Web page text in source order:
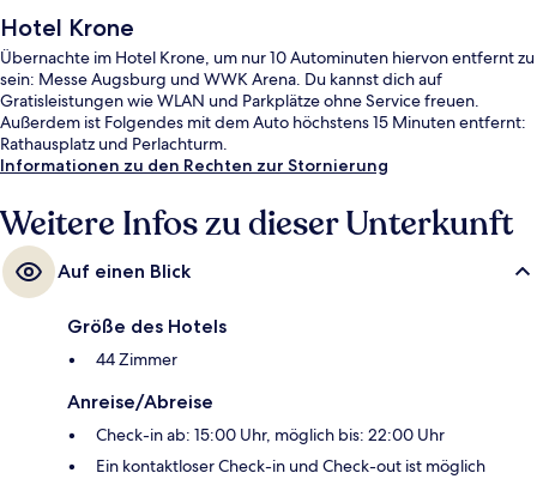
Hotel Krone
Übernachte im Hotel Krone, um nur 10 Autominuten hiervon entfernt zu
sein: Messe Augsburg und WWK Arena. Du kannst dich auf
Gratisleistungen wie WLAN und Parkplätze ohne Service freuen.
Außerdem ist Folgendes mit dem Auto höchstens 15 Minuten entfernt:
Rathausplatz und Perlachturm.
Informationen zu den Rechten zur Stornierung
Weitere Infos zu dieser Unterkunft
Auf einen Blick
Größe des Hotels
44 Zimmer
Anreise/Abreise
Check-in ab: 15:00 Uhr, möglich bis: 22:00 Uhr
Ein kontaktloser Check-in und Check-out ist möglich